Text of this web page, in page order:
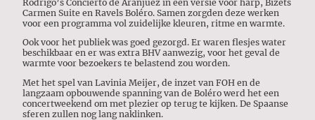
Rodrigo’s Concierto de Aranjuez in een versie voor harp, Bizets
Carmen Suite en Ravels Boléro. Samen zorgden deze werken
voor een programma vol zuidelijke kleuren, ritme en warmte.
Ook voor het publiek was goed gezorgd. Er waren flesjes water
beschikbaar en er was extra BHV aanwezig, voor het geval de
warmte voor bezoekers te belastend zou worden.
Met het spel van Lavinia Meijer, de inzet van FOH en de
langzaam opbouwende spanning van de Boléro werd het een
concertweekend om met plezier op terug te kijken. De Spaanse
sferen zullen nog lang naklinken.